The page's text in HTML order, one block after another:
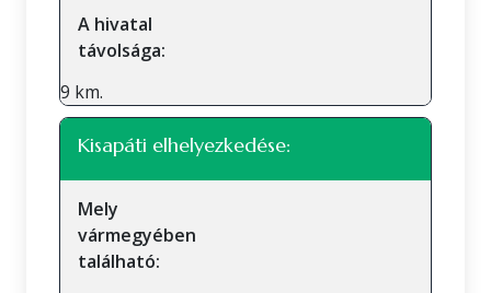
A hivatal
távolsága:
9 km.
Kisapáti elhelyezkedése:
Mely
vármegyében
található: